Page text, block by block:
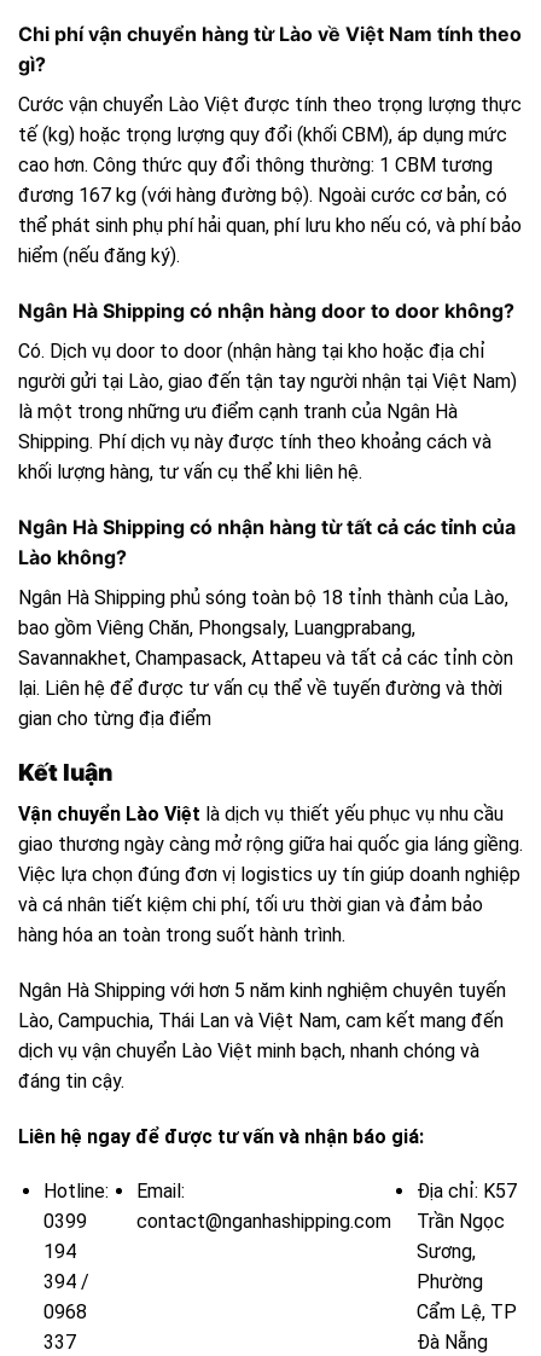
Chi phí vận chuyển hàng từ Lào về Việt Nam tính theo
gì?
Cước vận chuyển Lào Việt được tính theo trọng lượng thực
tế (kg) hoặc trọng lượng quy đổi (khối CBM), áp dụng mức
cao hơn. Công thức quy đổi thông thường: 1 CBM tương
đương 167 kg (với hàng đường bộ). Ngoài cước cơ bản, có
thể phát sinh phụ phí hải quan, phí lưu kho nếu có, và phí bảo
hiểm (nếu đăng ký).
Ngân Hà Shipping có nhận hàng door to door không?
Có. Dịch vụ door to door (nhận hàng tại kho hoặc địa chỉ
người gửi tại Lào, giao đến tận tay người nhận tại Việt Nam)
là một trong những ưu điểm cạnh tranh của Ngân Hà
Shipping. Phí dịch vụ này được tính theo khoảng cách và
khối lượng hàng, tư vấn cụ thể khi liên hệ.
Ngân Hà Shipping có nhận hàng từ tất cả các tỉnh của
Lào không?
Ngân Hà Shipping phủ sóng toàn bộ 18 tỉnh thành của Lào,
bao gồm Viêng Chăn, Phongsaly, Luangprabang,
Savannakhet, Champasack, Attapeu và tất cả các tỉnh còn
lại. Liên hệ để được tư vấn cụ thể về tuyến đường và thời
gian cho từng địa điểm
Kết luận
Vận chuyển Lào Việt là dịch vụ thiết yếu phục vụ nhu cầu
giao thương ngày càng mở rộng giữa hai quốc gia láng giềng.
Việc lựa chọn đúng đơn vị logistics uy tín giúp doanh nghiệp
và cá nhân tiết kiệm chi phí, tối ưu thời gian và đảm bảo
hàng hóa an toàn trong suốt hành trình.
Ngân Hà Shipping với hơn 5 năm kinh nghiệm chuyên tuyến
Lào, Campuchia, Thái Lan và Việt Nam, cam kết mang đến
dịch vụ vận chuyển Lào Việt minh bạch, nhanh chóng và
đáng tin cậy.
Liên hệ ngay để được tư vấn và nhận báo giá:
Hotline:
0399
194
394 /
0968
337
Email:
contact@nganhashipping.com
Địa chỉ: K57
Trần Ngọc
Sương,
Phường
Cẩm Lệ, TP
Đà Nẵng